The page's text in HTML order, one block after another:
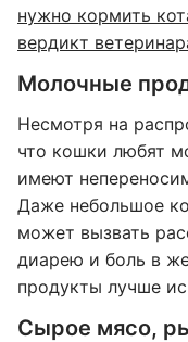
нужно кормить
вердикт
Молочные
Несмотря на
что кошки любят
имеют
Даже небольшое
может вызвать
диарею и боль в
продукты лучше
Сырое мясо,